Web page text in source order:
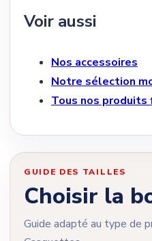
Voir aussi
Nos accessoires
Notre sélection
Tous nos produits
GUIDE DES TAILLES
Choisir la
Guide adapté au type de